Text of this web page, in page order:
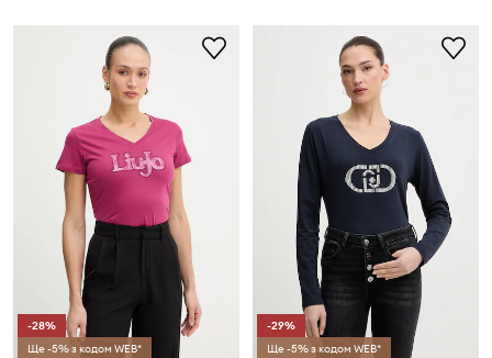
-28%
Ще -5% з кодом WEB*
-29%
Ще -5% з кодом WEB*